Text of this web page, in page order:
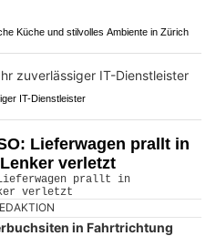
Küche und stilvolles Ambiente in Zürich
IT-Dienstleister
Lieferwagen prallt in
verletzt
in Fahrtrichtung